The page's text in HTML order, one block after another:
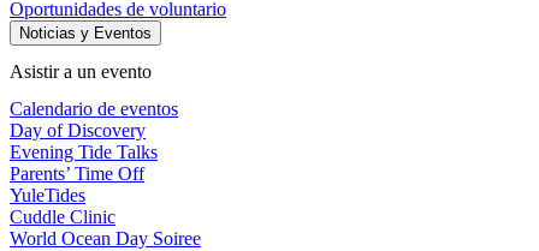
Oportunidades de voluntario
Noticias y Eventos
Asistir a un evento
Calendario de eventos
Day of Discovery
Evening Tide Talks
Parents’ Time Off
YuleTides
Cuddle Clinic
World Ocean Day Soiree